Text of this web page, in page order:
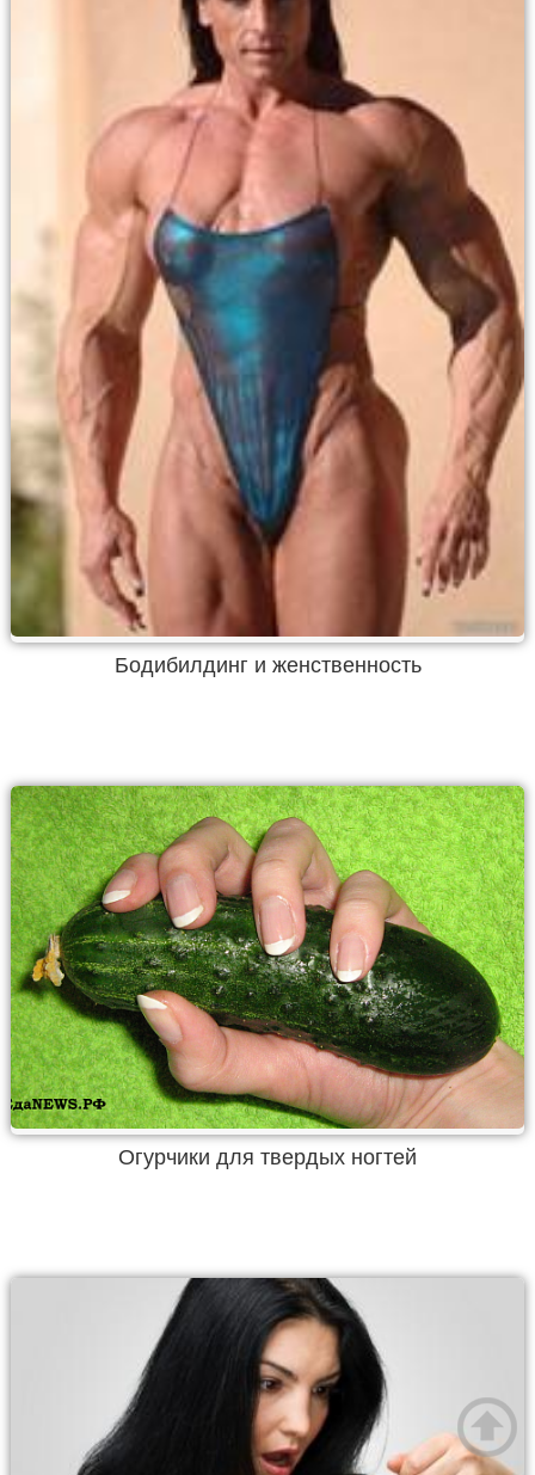
Бодибилдинг и женственность
Огурчики для твердых ногтей